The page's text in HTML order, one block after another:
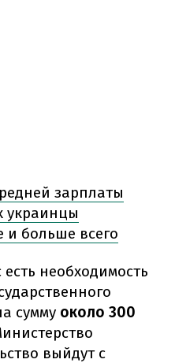
зарплаты
украинцы
больше всего
необходимость
сумму около 300
выйдут с